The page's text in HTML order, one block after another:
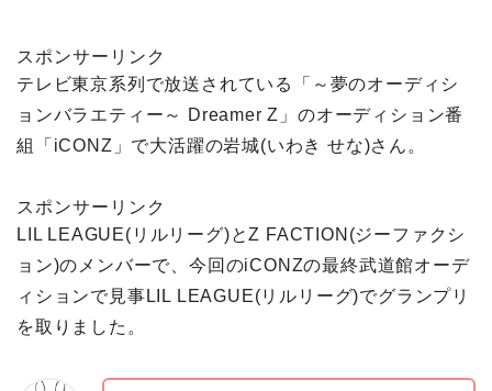
スポンサーリンク
テレビ東京系列で放送されている「～夢のオーディシ
ョンバラエティー～ Dreamer Z」のオーディション番
組「iCONZ」で大活躍の岩城(いわき せな)さん。
スポンサーリンク
LIL LEAGUE(リルリーグ)とZ FACTION(ジーファクシ
ョン)のメンバーで、今回のiCONZの最終武道館オーデ
ィションで見事LIL LEAGUE(リルリーグ)でグランプリ
を取りました。